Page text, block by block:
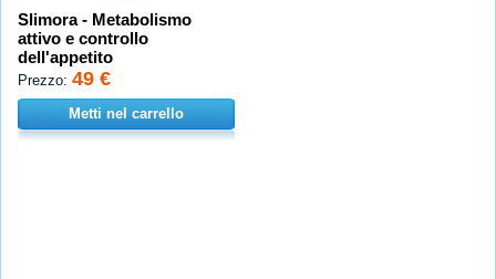
Slimora - Metabolismo
attivo e controllo
dell'appetito
Prezzo: 49 €
Metti nel carrello